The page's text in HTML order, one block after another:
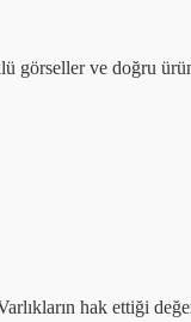
ve doğru
hak ettiği